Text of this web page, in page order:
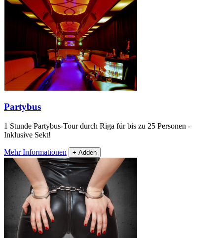
Partybus
1 Stunde Partybus-Tour durch Riga für bis zu 25 Personen -
Inklusive Sekt!
Mehr Informationen + Adden